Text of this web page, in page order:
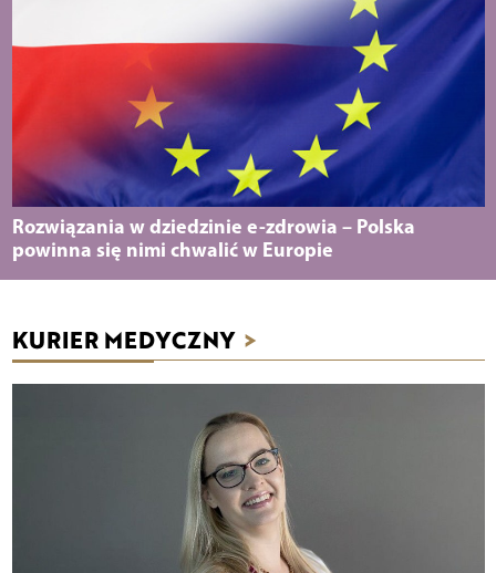
Rozwiązania w dziedzinie e-zdrowia – Polska
powinna się nimi chwalić w Europie
KURIER MEDYCZNY >